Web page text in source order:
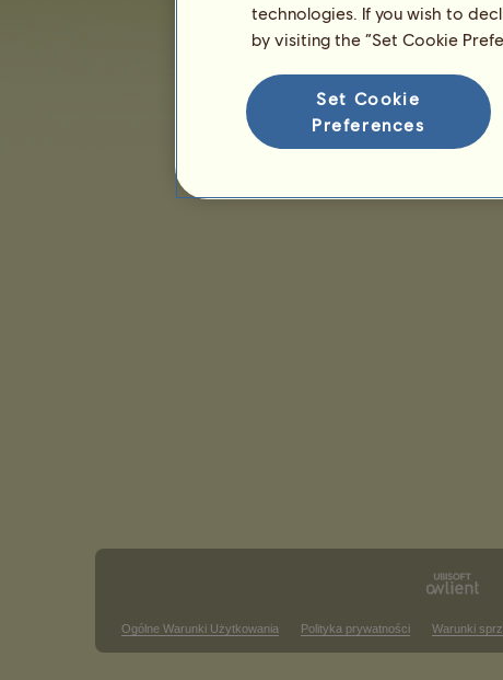
Ogólne Warunki Użytkowania Polityka prywatności Warunki
technologies. If you wish to
by visiting the “Set Cookie
Set Cookie
Preferences